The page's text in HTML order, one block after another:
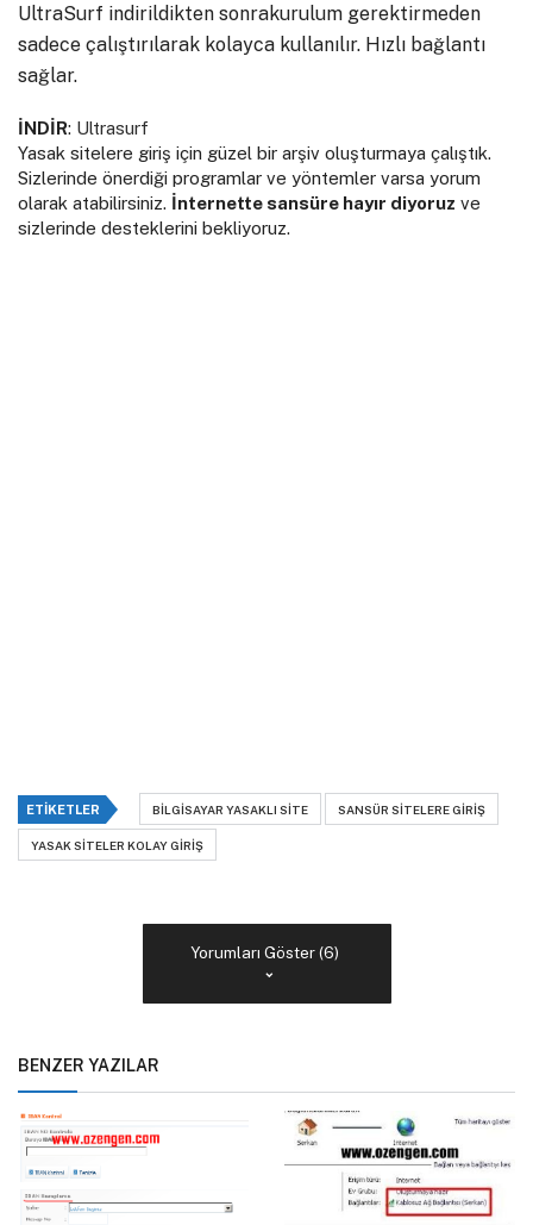
UltraSurf indirildikten sonrakurulum gerektirmeden
sadece çalıştırılarak kolayca kullanılır. Hızlı bağlantı
sağlar.
İNDİR: Ultrasurf
Yasak sitelere giriş için güzel bir arşiv oluşturmaya çalıştık.
Sizlerinde önerdiği programlar ve yöntemler varsa yorum
olarak atabilirsiniz. İnternette sansüre hayır diyoruz ve
sizlerinde desteklerini bekliyoruz.
ETIKETLER BILGISAYAR YASAKLI SITE SANSÜR SITELERE GIRIŞ
YASAK SITELER KOLAY GIRIŞ
Yorumları Göster (6)
BENZER YAZILAR